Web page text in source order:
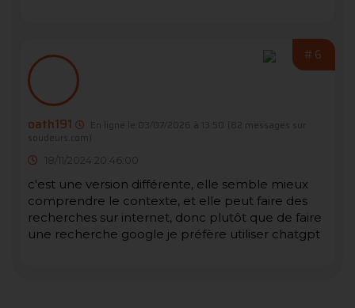
#6
oath191 En ligne le 03/07/2026 à 13:50
(82 messages sur
soudeurs.com)
18/11/2024 20:46:00
c'est une version différente, elle semble mieux
comprendre le contexte, et elle peut faire des
recherches sur internet, donc plutôt que de faire
une recherche google je préfère utiliser chatgpt